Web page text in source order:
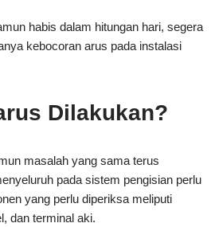
habis dalam hitungan hari, segera
kebocoran arus pada instalasi
Dilakukan?
masalah yang sama terus
pada sistem pengisian perlu
yang perlu diperiksa meliputi
dan terminal aki.